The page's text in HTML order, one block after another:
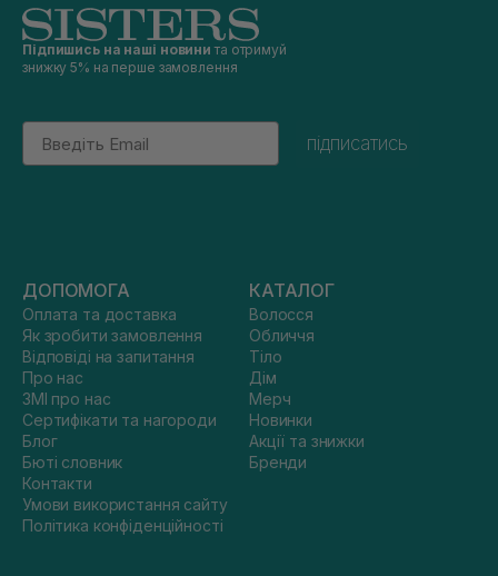
Підпишись на наші новини та отримуй
знижку 5% на перше замовлення
Email
підписатись
ДОПОМОГА
Оплата та доставка
Як зробити замовлення
Відповіді на запитання
Про нас
ЗМІ про нас
Сертифікати та нагороди
Блог
Бюті словник
Контакти
Умови використання сайту
Політика конфіденційності
КАТАЛОГ
Волосся
Обличчя
Тіло
Дім
Мерч
Новинки
Акції та знижки
Бренди